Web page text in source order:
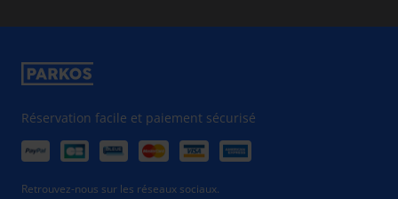
Réservation facile et paiement sécurisé
Retrouvez-nous sur les réseaux sociaux.